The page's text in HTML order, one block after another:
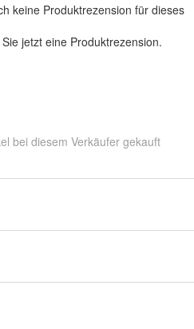
keine Produktrezension für dieses
jetzt eine Produktrezension.
bei diesem Verkäufer gekauft